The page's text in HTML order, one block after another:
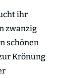
ihr
zwanzig
schönen
Krönung